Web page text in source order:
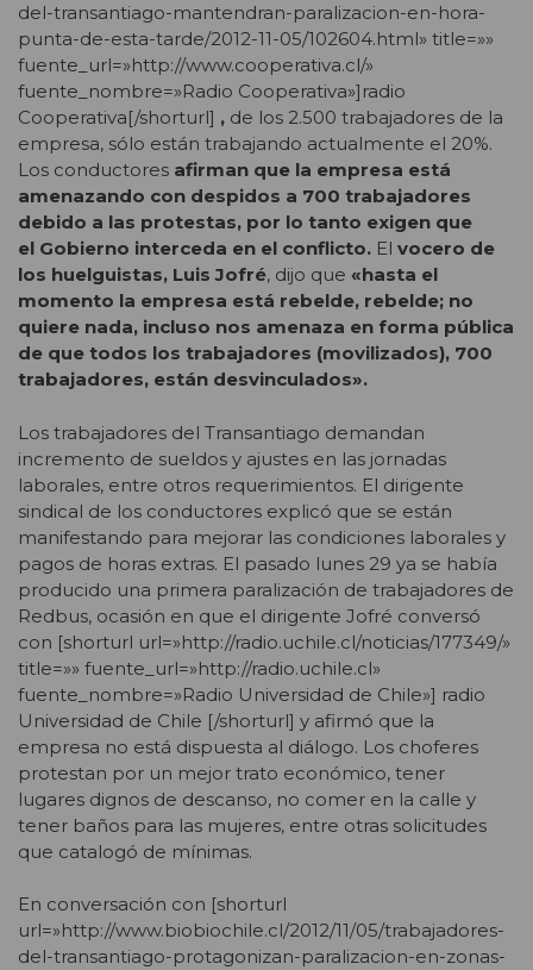
del-transantiago-mantendran-paralizacion-en-hora-
punta-de-esta-tarde/2012-11-05/102604.html» title=»»
fuente_url=»http://www.cooperativa.cl/»
fuente_nombre=»Radio Cooperativa»]radio
Cooperativa[/shorturl] , de los 2.500 trabajadores de la
empresa, sólo están trabajando actualmente el 20%.
Los conductores afirman que la empresa está
amenazando con despidos a 700 trabajadores
debido a las protestas, por lo tanto exigen que
el Gobierno interceda en el conflicto. El vocero de
los huelguistas, Luis Jofré, dijo que «hasta el
momento la empresa está rebelde, rebelde; no
quiere nada, incluso nos amenaza en forma pública
de que todos los trabajadores (movilizados), 700
trabajadores, están desvinculados».
Los trabajadores del Transantiago demandan
incremento de sueldos y ajustes en las jornadas
laborales, entre otros requerimientos. El dirigente
sindical de los conductores explicó que se están
manifestando para mejorar las condiciones laborales y
pagos de horas extras. El pasado lunes 29 ya se había
producido una primera paralización de trabajadores de
Redbus, ocasión en que el dirigente Jofré conversó
con [shorturl url=»http://radio.uchile.cl/noticias/177349/»
title=»» fuente_url=»http://radio.uchile.cl»
fuente_nombre=»Radio Universidad de Chile»] radio
Universidad de Chile [/shorturl] y afirmó que la
empresa no está dispuesta al diálogo. Los choferes
protestan por un mejor trato económico, tener
lugares dignos de descanso, no comer en la calle y
tener baños para las mujeres, entre otras solicitudes
que catalogó de mínimas.
En conversación con [shorturl
url=»http://www.biobiochile.cl/2012/11/05/trabajadores-
del-transantiago-protagonizan-paralizacion-en-zonas-